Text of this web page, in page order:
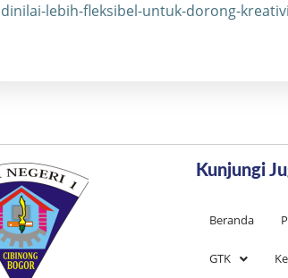
dinilai-lebih-fleksibel-untuk-dorong-
Kunjungi
Beranda
GTK